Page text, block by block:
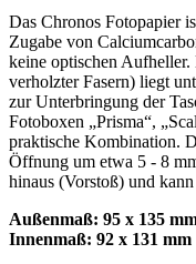
Das Chronos Fotopapier
Zugabe von
keine optischen
verholzter Fasern) liegt
zur Unterbringung der
Fotoboxen „Prisma“,
praktische Kombination.
Öffnung um etwa 5 - 8
hinaus (Vorstoß) und
Außenmaß: 95 x 135
Innenmaß: 92 x 131 mm